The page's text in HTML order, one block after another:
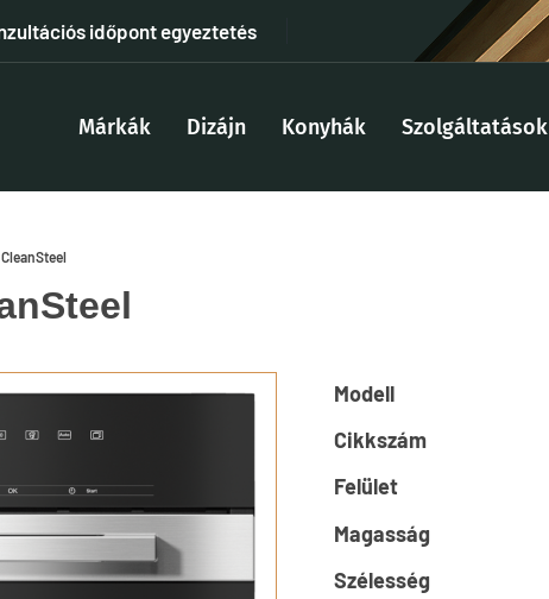
időpont egyeztetés
Márkák Dizájn Konyhák Szolgáltatások
Modell
Cikkszám
Felület
Magasság
Szélesség